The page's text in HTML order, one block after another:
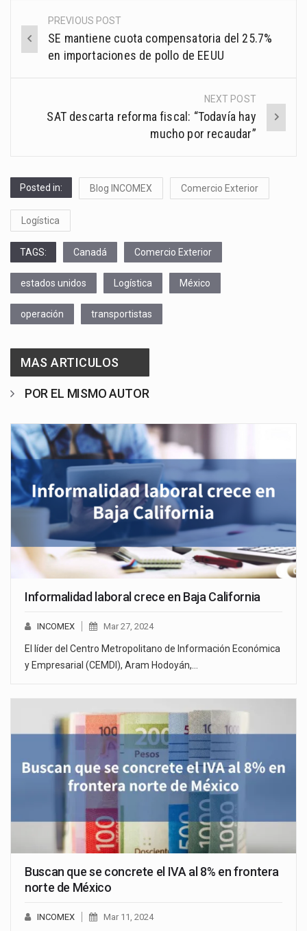
Post
navigation
PREVIOUS POST
SE mantiene cuota compensatoria del 25.7%
en importaciones de pollo de EEUU
NEXT POST
SAT descarta reforma fiscal: “Todavía hay
mucho por recaudar”
Posted in: Blog INCOMEX Comercio Exterior
Logística
TAGS: Canadá Comercio Exterior
estados unidos Logística México
operación transportistas
MAS ARTICULOS
POR EL MISMO AUTOR
Informalidad laboral crece en Baja California
INCOMEX Mar 27, 2024
El líder del Centro Metropolitano de Información Económica
y Empresarial (CEMDI), Aram Hodoyán,…
Buscan que se concrete el IVA al 8% en frontera
norte de México
INCOMEX Mar 11, 2024